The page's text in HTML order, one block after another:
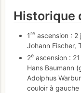
Historique
1re ascension : 2
Johann Fischer,
2e ascension :
Hans Baumann
Adolphus
couloir à gauche